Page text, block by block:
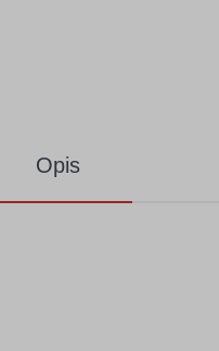
Opis